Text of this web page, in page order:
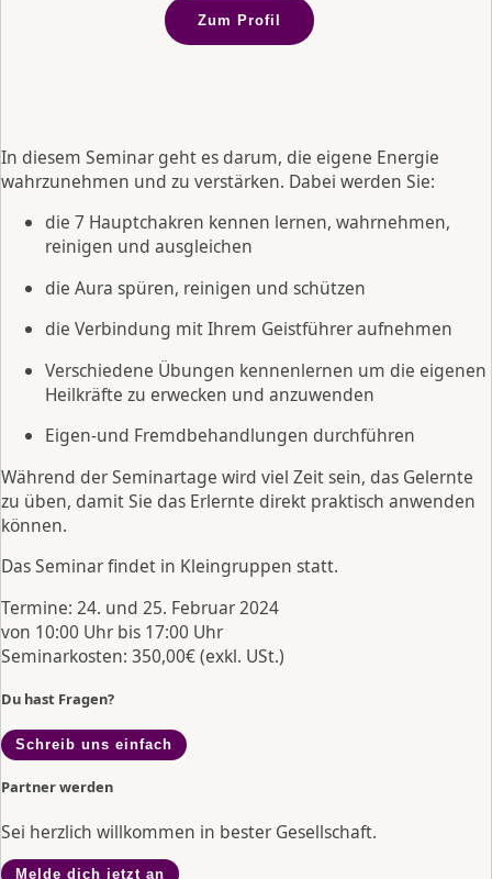
Zum Profil
In diesem Seminar geht es darum, die eigene Energie
wahrzunehmen und zu verstärken. Dabei werden Sie:
die 7 Hauptchakren kennen lernen, wahrnehmen,
reinigen und ausgleichen
die Aura spüren, reinigen und schützen
die Verbindung mit Ihrem Geistführer aufnehmen
Verschiedene Übungen kennenlernen um die eigenen
Heilkräfte zu erwecken und anzuwenden
Eigen-und Fremdbehandlungen durchführen
Während der Seminartage wird viel Zeit sein, das Gelernte
zu üben, damit Sie das Erlernte direkt praktisch anwenden
können.
Das Seminar findet in Kleingruppen statt.
Termine: 24. und 25. Februar 2024
von 10:00 Uhr bis 17:00 Uhr
Seminarkosten: 350,00€ (exkl. USt.)
Du hast Fragen?
Schreib uns einfach
Partner werden
Sei herzlich willkommen in bester Gesellschaft.
Melde dich jetzt an